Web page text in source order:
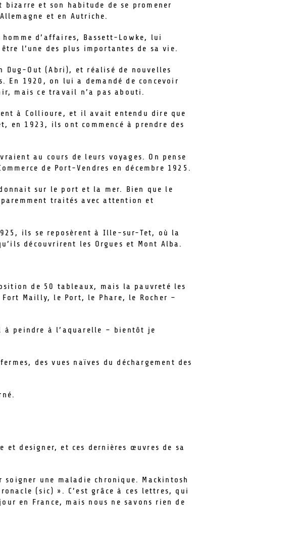
bizarre et son habitude de se promener
et en Autriche.
d’affaires, Bassett-Lowke, lui
l’une des plus importantes de sa vie.
Dug-Out (Abri), et réalisé de nouvelles
En 1920, on lui a demandé de concevoir
mais ce travail n’a pas abouti.
à Collioure, et il avait entendu dire que
en 1923, ils ont commencé à prendre des
au cours de leurs voyages. On pense
de Port-Vendres en décembre 1925.
sur le port et la mer. Bien que le
traités avec attention et
ils se reposèrent à Ille-sur-Tet, où la
découvrirent les Orgues et Mont Alba.
de 50 tableaux, mais la pauvreté les
Mailly, le Port, le Phare, le Rocher –
à peindre à l’aquarelle – bientôt je
des vues naïves du déchargement des
designer, et ces dernières œuvres de sa
une maladie chronique. Mackintosh
(sic) ». C’est grâce à ces lettres, qui
en France, mais nous ne savons rien de